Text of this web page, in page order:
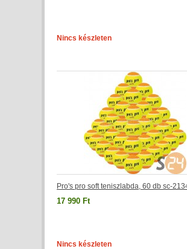
Nincs készleten
Pro's pro soft teniszlabda, 60 db sc-
17 990 Ft
Nincs készleten